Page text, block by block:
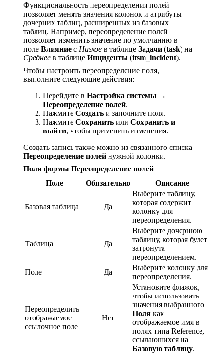
Функциональность переопределения полей
позволяет менять значения колонок и атрибуты
дочерних таблиц, расширенных из базовых
таблиц. Например, переопределение полей
позволяет изменить значение по умолчанию в
поле Влияние с Низкое в таблице Задачи (task) на
Среднее в таблице Инциденты (itsm_incident).
Чтобы настроить переопределение поля,
выполните следующие действия:
Перейдите в Настройка системы →
Переопределение полей.
Нажмите Создать и заполните поля.
Нажмите Сохранить или Сохранить и
выйти, чтобы применить изменения.
Создать запись также можно из связанного списка
Переопределение полей нужной колонки.
Поля формы Переопределение полей
Поле
Обязательно Описание
Базовая таблица Да
Выберите таблицу,
которая содержит
колонку для
переопределения.
Таблица Да
Выберите дочернюю
таблицу, которая будет
затронута
переопределением.
Поле
Да
Выберите колонку для
переопределения.
Переопределить
отображаемое
ссылочное поле
Нет
Установите флажок,
чтобы использовать
значения выбранного
Поля как
отображаемое имя в
полях типа Reference,
ссылающихся на
Базовую таблицу.